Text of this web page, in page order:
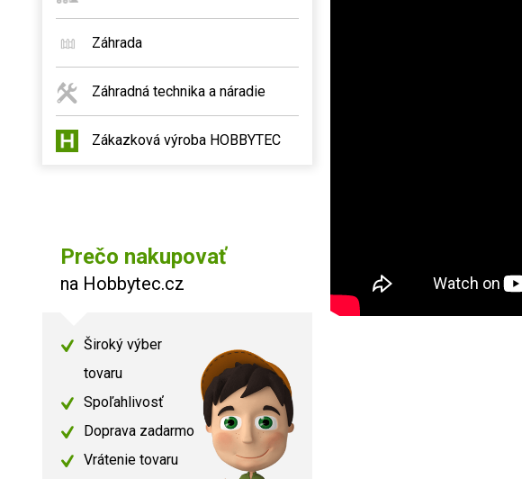
Záhrada
Záhradná technika a náradie
Zákazková výroba HOBBYTEC
Prečo nakupovať
na Hobbytec.cz
Široký výber
tovaru
Spoľahlivosť
Doprava zadarmo
Vrátenie tovaru